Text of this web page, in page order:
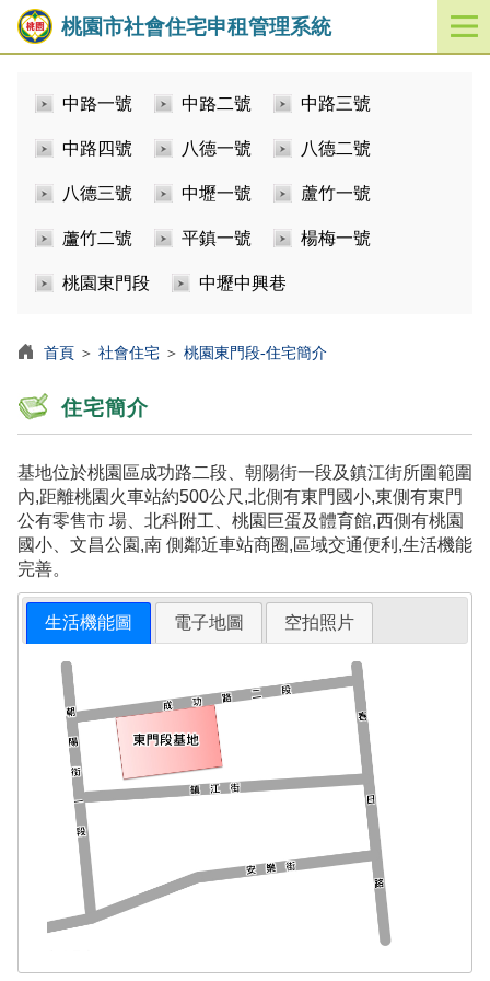
桃園市社會住宅申租管理系統
開
啟
中路一號 中路二號 中路三號
中路四號 八德一號 八德二號
八德三號 中壢一號 蘆竹一號
蘆竹二號 平鎮一號 楊梅一號
桃園東門段 中壢中興巷
首頁 ＞ 社會住宅 ＞ 桃園東門段-住宅簡介
住宅簡介
基地位於桃園區成功路二段、朝陽街一段及鎮江街所圍範圍
內,距離桃園火車站約500公尺,北側有東門國小,東側有東門
公有零售市 場、北科附工、桃園巨蛋及體育館,西側有桃園
國小、文昌公園,南 側鄰近車站商圈,區域交通便利,生活機能
完善。
生活機能圖 電子地圖 空拍照片